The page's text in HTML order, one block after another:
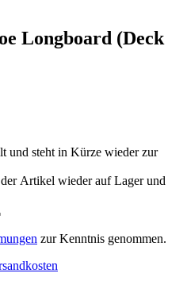
Longboard (Deck
und steht in Kürze wieder zur
Artikel wieder auf Lager und
zur Kenntnis genommen.